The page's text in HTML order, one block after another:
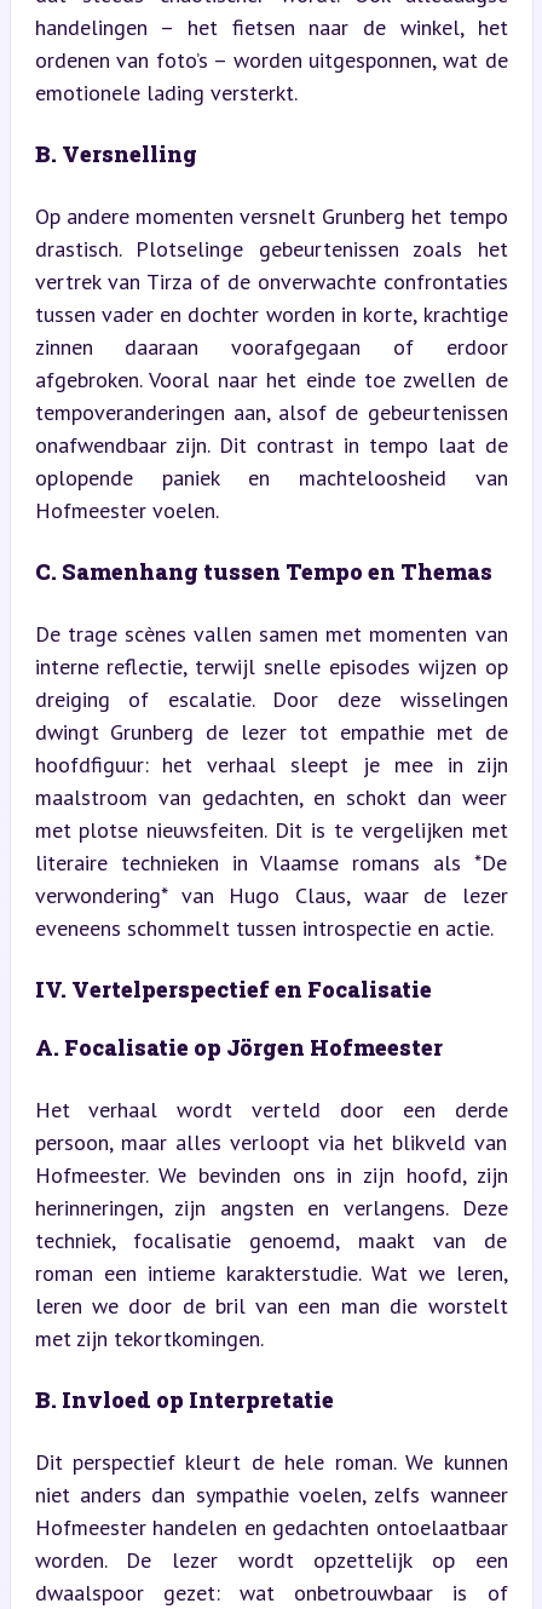
handelingen – het fietsen naar de winkel, het
ordenen van foto’s – worden uitgesponnen, wat de
emotionele lading versterkt.
B. Versnelling
Op andere momenten versnelt Grunberg het tempo
drastisch. Plotselinge gebeurtenissen zoals het
vertrek van Tirza of de onverwachte confrontaties
tussen vader en dochter worden in korte, krachtige
zinnen daaraan voorafgegaan of erdoor
afgebroken. Vooral naar het einde toe zwellen de
tempoveranderingen aan, alsof de gebeurtenissen
onafwendbaar zijn. Dit contrast in tempo laat de
oplopende paniek en machteloosheid van
Hofmeester voelen.
C. Samenhang tussen Tempo en Themas
De trage scènes vallen samen met momenten van
interne reflectie, terwijl snelle episodes wijzen op
dreiging of escalatie. Door deze wisselingen
dwingt Grunberg de lezer tot empathie met de
hoofdfiguur: het verhaal sleept je mee in zijn
maalstroom van gedachten, en schokt dan weer
met plotse nieuwsfeiten. Dit is te vergelijken met
literaire technieken in Vlaamse romans als *De
verwondering* van Hugo Claus, waar de lezer
eveneens schommelt tussen introspectie en actie.
IV. Vertelperspectief en Focalisatie
A. Focalisatie op Jörgen Hofmeester
Het verhaal wordt verteld door een derde
persoon, maar alles verloopt via het blikveld van
Hofmeester. We bevinden ons in zijn hoofd, zijn
herinneringen, zijn angsten en verlangens. Deze
techniek, focalisatie genoemd, maakt van de
roman een intieme karakterstudie. Wat we leren,
leren we door de bril van een man die worstelt
met zijn tekortkomingen.
B. Invloed op Interpretatie
Dit perspectief kleurt de hele roman. We kunnen
niet anders dan sympathie voelen, zelfs wanneer
Hofmeester handelen en gedachten ontoelaatbaar
worden. De lezer wordt opzettelijk op een
dwaalspoor gezet: wat onbetrouwbaar is of